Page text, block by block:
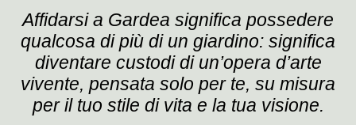
Affidarsi a Gardea significa possedere
qualcosa di più di un giardino: significa
diventare custodi di un’opera d’arte
vivente, pensata solo per te, su misura
per il tuo stile di vita e la tua visione.